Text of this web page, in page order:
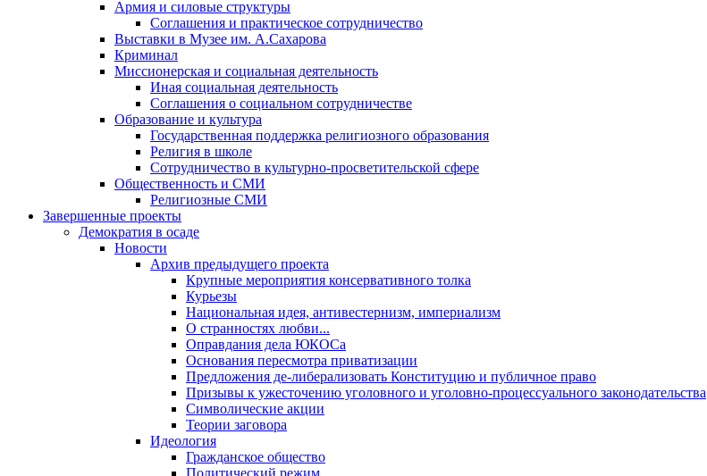
Армия и силовые структуры
Соглашения и практическое сотрудничество
Выставки в Музее им. А.Сахарова
Криминал
Миссионерская и социальная деятельность
Иная социальная деятельность
Соглашения о социальном сотрудничестве
Образование и культура
Государственная поддержка религиозного образования
Религия в школе
Сотрудничество в культурно-просветительской сфере
Общественность и СМИ
Религиозные СМИ
Завершенные проекты
Демократия в осаде
Новости
Архив предыдущего проекта
Крупные мероприятия консервативного толка
Курьезы
Национальная идея, антивестернизм, империализм
О странностях любви...
Оправдания дела ЮКОСа
Основания пересмотра приватизации
Предложения де-либерализовать Конституцию и публичное право
Призывы к ужесточению уголовного и уголовно-процессуального законодательства
Символические акции
Теории заговора
Идеология
Гражданское общество